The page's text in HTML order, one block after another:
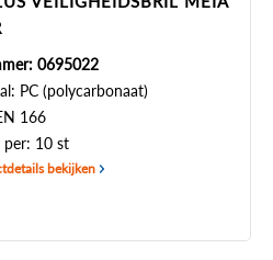
0695022
PC (polycarbonaat)
166
per: 10 st
bekijken